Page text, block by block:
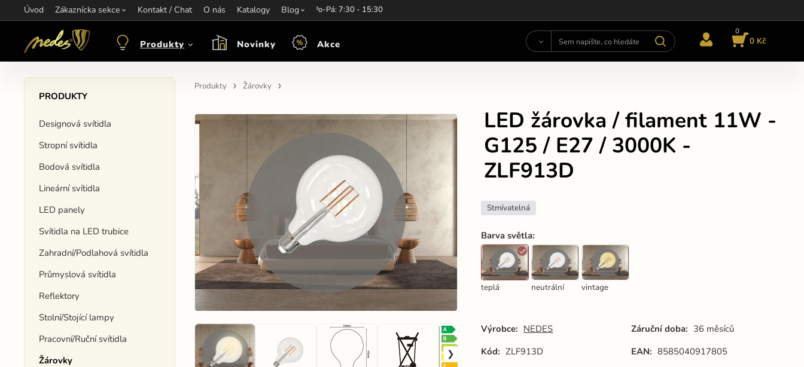
Úvod Zákaznícka sekce Kontakt / Chat O nás Katalogy Blog
Informace:objednavkacz@nedes.sk Kontakt:+421 907 263 473Otevírací hodiny: Po-Pá: 7:30 - 15:30
Produkty Novinky Akce
0
0 Kč
PRODUKTY
Designová svítidla
Stropní svítidla
Bodová svítidla
Lineární svítidla
LED panely
Svítidla na LED trubice
Zahradní/Podlahová svítidla
Průmyslová svítidla
Reflektory
Stolní/Stojící lampy
Pracovní/Ruční svítidla
Žárovky
Produkty Žárovky
LED žárovka / filament 11W -
G125 / E27 / 3000K -
ZLF913D
Stmívatelná
Barva světla:
teplá neutrální vintage
Výrobce: NEDES Záruční doba: 36 měsíců
Kód: ZLF913D EAN: 8585040917805